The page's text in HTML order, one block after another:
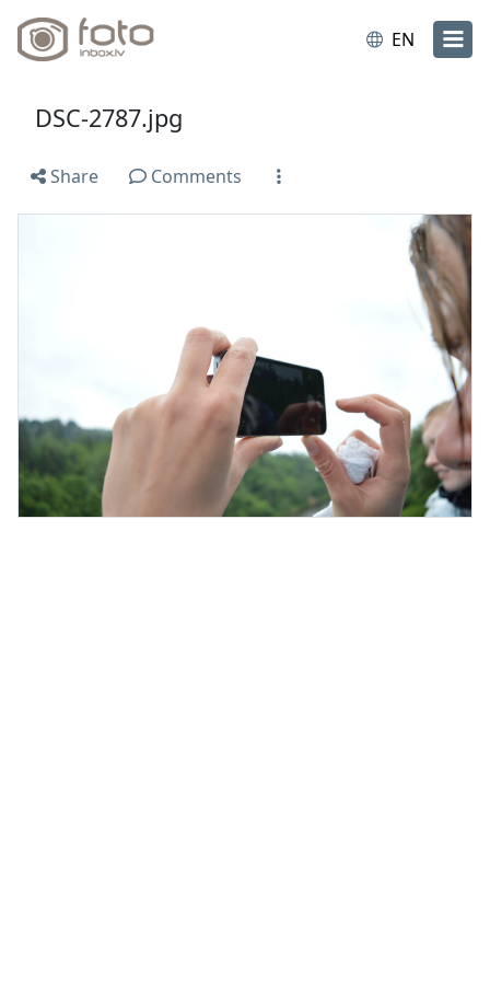
EN
DSC-2787.jpg
Share Comments